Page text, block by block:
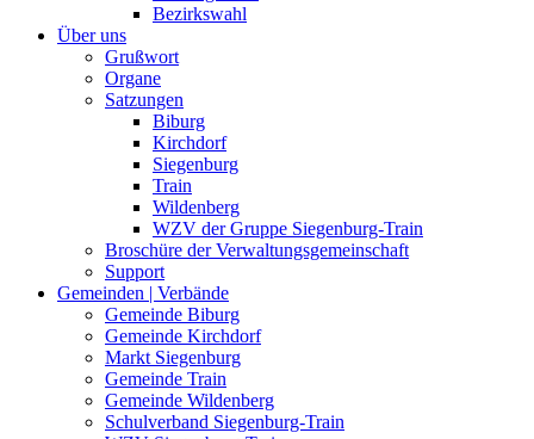
Bezirkswahl
Über uns
Grußwort
Organe
Satzungen
Biburg
Kirchdorf
Siegenburg
Train
Wildenberg
WZV der Gruppe Siegenburg-Train
Broschüre der Verwaltungsgemeinschaft
Support
Gemeinden | Verbände
Gemeinde Biburg
Gemeinde Kirchdorf
Markt Siegenburg
Gemeinde Train
Gemeinde Wildenberg
Schulverband Siegenburg-Train